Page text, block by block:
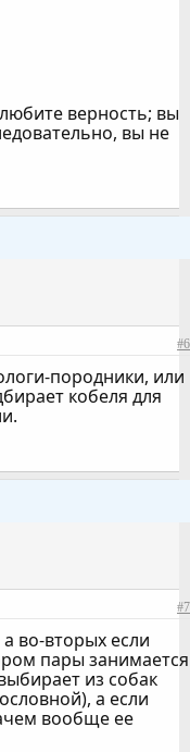
верность; вы
вы не
#6
породники, или
кобеля для
#7
во-вторых если
пары занимается
из собак
а если
вообще ее